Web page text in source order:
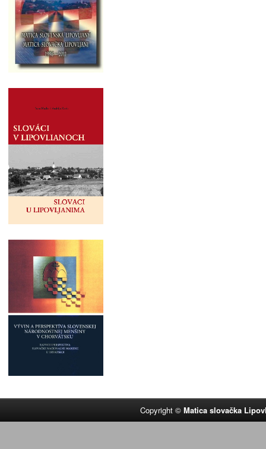
Copyright ©Matica slovačka